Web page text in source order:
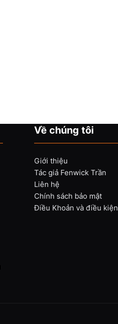
Về chúng tôi
Giới thiệu
Tác giả Fenwick Trần
Liên hệ
Chính sách bảo mật
Điều Khoản và điều kiện